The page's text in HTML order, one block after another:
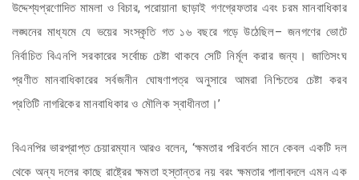
উদ্দেশ্যপ্রণোদিত মামলা ও বিচার, পরোয়ানা ছাড়াই গণগ্রেফতার এবং চরম মানবাধিকার
লঙ্ঘনের মাধ্যমে যে ভয়ের সংস্কৃতি গত ১৬ বছরে গড়ে উঠেছিল– জনগণের ভোটে
নির্বাচিত বিএনপি সরকারের সর্বোচ্চ চেষ্টা থাকবে সেটি নির্মূল করার জন্য। জাতিসংঘ
প্রণীত মানবাধিকারের সর্বজনীন ঘোষণাপত্র অনুসারে আমরা নিশ্চিতের চেষ্টা করব
প্রতিটি নাগরিকের মানবাধিকার ও মৌলিক স্বাধীনতা।’
বিএনপির ভারপ্রাপ্ত চেয়ারম্যান আরও বলেন, ‘ক্ষমতার পরিবর্তন মানে কেবল একটি দল
থেকে অন্য দলের কাছে রাষ্ট্রের ক্ষমতা হস্তান্তর নয় বরং ক্ষমতার পালাবদলে এমন এক